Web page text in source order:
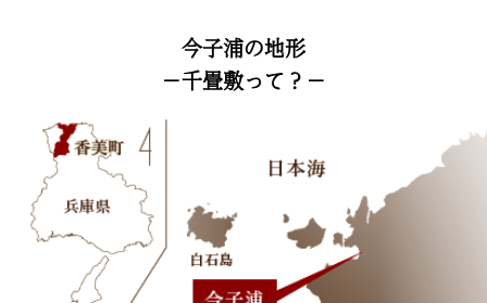
今子浦の地形
−千畳敷って？−